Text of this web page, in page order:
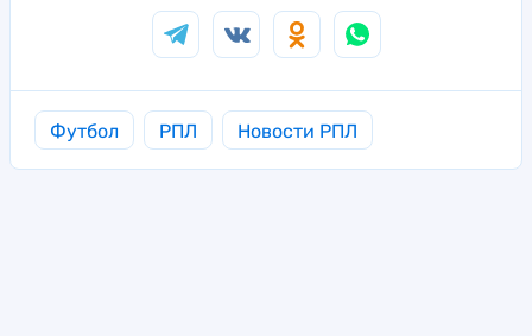
Футбол РПЛ Новости РПЛ